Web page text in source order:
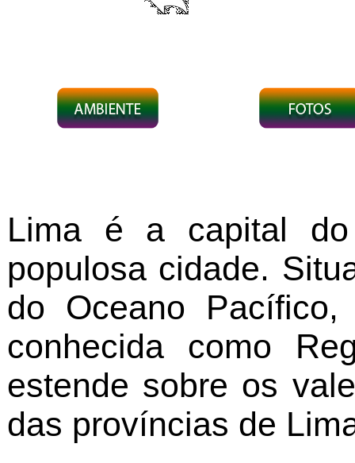
Lima é a capital
populosa cidade.
do Oceano
conhecida como
estende sobre os
das províncias de